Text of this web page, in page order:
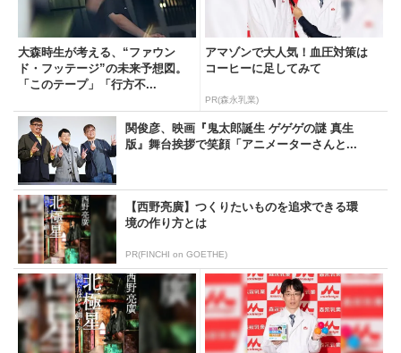
大森時生が考える、“ファウン
ド・フッテージ”の未来予想図。
「このテープ」「行方不...
アマゾンで大人気！血圧対策は
コーヒーに足してみて
PR(森永乳業)
関俊彦、映画『鬼太郎誕生 ゲゲゲの謎 真生
版』舞台挨拶で笑顔「アニメーターさんと...
【西野亮廣】つくりたいものを追求できる環
境の作り方とは
PR(FINCHI on GOETHE)